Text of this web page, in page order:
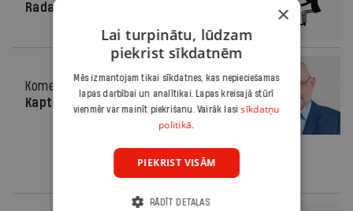
Radars Latvijā
Komentārs
09.12.2020.
Kapteinīši jūriņā
×
Lai turpinātu, lūdzam
piekrist sīkdatnēm
Mēs izmantojam tikai sīkdatnes, kas nepieciešamas
lapas darbībai un analītikai. Lapas kreisajā stūrī
vienmēr var mainīt piekrišanu. Vairāk lasisīkdatņu
politikā.
PIEKRIST VISĀM
RĀDĪT DETAĻAS